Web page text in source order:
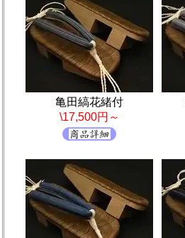
亀田縞花緒付
\17,500円～